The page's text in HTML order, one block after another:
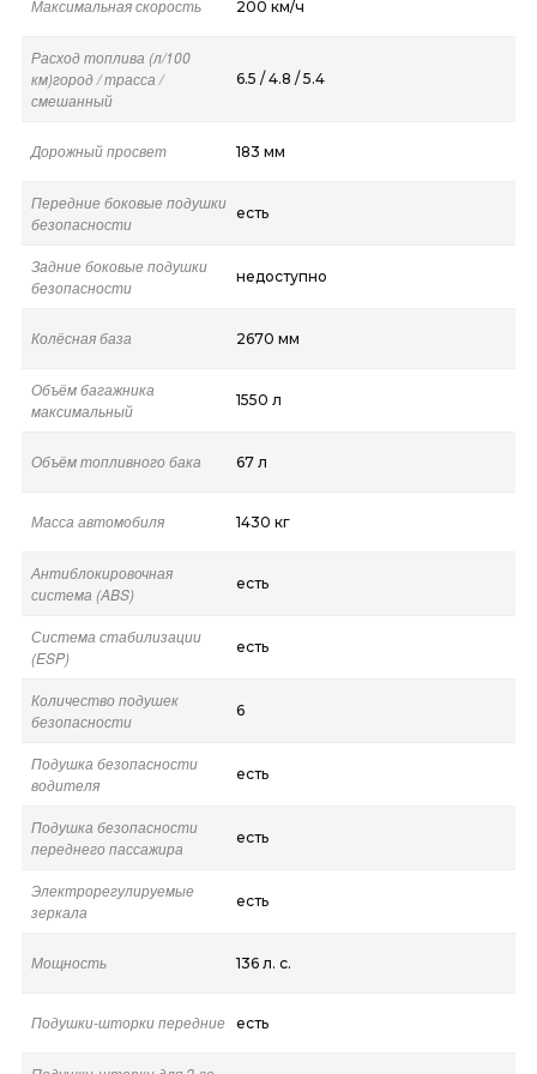
Максимальная скорость 200 км/ч
Расход топлива (л/100
км)город / трасса /
смешанный
6.5 / 4.8 / 5.4
Дорожный просвет 183 мм
Передние боковые подушки
безопасности
есть
Задние боковые подушки
безопасности
недоступно
Колёсная база 2670 мм
Объём багажника
максимальный
1550 л
Объём топливного бака 67 л
Масса автомобиля 1430 кг
Антиблокировочная
система (ABS)
есть
Система стабилизации
(ESP)
есть
Количество подушек
безопасности
6
Подушка безопасности
водителя
есть
Подушка безопасности
переднего пассажира
есть
Электрорегулируемые
зеркала
есть
Мощность 136 л. с.
Подушки-шторки передние есть